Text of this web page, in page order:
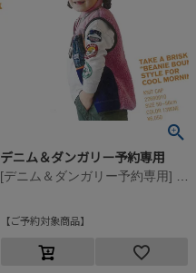
デニム＆ダンガリー予約専用
ご予約対象商品